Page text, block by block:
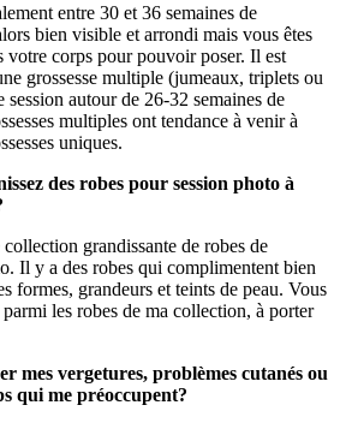
entre 30 et 36 semaines de
bien visible et arrondi mais vous êtes
votre corps pour pouvoir poser. Il est
grossesse multiple (jumeaux, triplets ou
autour de 26-32 semaines de
multiples ont tendance à venir à
uniques.
des robes pour session photo à
grandissante de robes de
Il y a des robes qui complimentent bien
formes, grandeurs et teints de peau. Vous
les robes de ma collection, à porter
mes vergetures, problèmes cutanés ou
qui me préoccupent?